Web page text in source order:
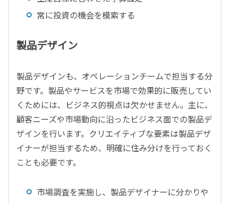
常に投資の機会を模索する
製品デザイン
製品デザインも、オペレーションチームで担当する分
野です。製品やサービスを市場で効果的に販売してい
くためには、ビジネス的視点は欠かせません。主に、
顧客ニーズや市場動向に沿ったビジネス面での製品デ
ザインを行います。クリエイティブな要素は製品デザ
イナーが担当するため、明確に住み分けを行っておく
ことも必要です。
市場調査を実施し、製品デザイナーに分かりや